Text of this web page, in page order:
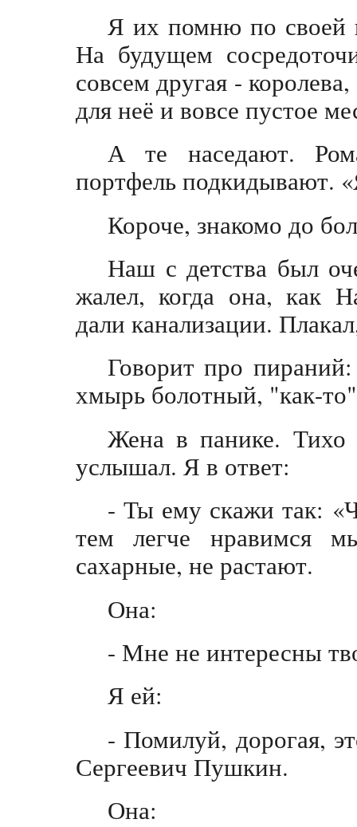
Я их помню по своей
На будущем
совсем другая -
для неё и вовсе пустое
А те наседают.
портфель подкидывают.
Короче, знакомо до
Наш с детства был
жалел, когда она, как
дали канализации.
Говорит про
хмырь болотный, "как-
Жена в панике. Тихо
услышал. Я в ответ:
- Ты ему скажи так:
тем легче нравимся
сахарные, не растают.
Она:
- Мне не интересны
Я ей:
- Помилуй, дорогая,
Сергеевич Пушкин.
Она: